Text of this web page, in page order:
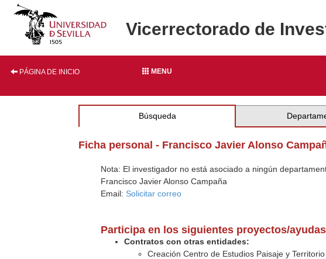
Vicerrectorado de
PÁGINA DE INICIO MENU
Búsqueda
Ficha personal - Francisco Javier Alonso
Nota: El investigador no está asociado a ningún
Francisco Javier Alonso Campaña
Email: Solicitar correo
Participa en los siguientes proyectos/
Contratos con otras entidades:
Creación Centro de Estudios Paisaje y